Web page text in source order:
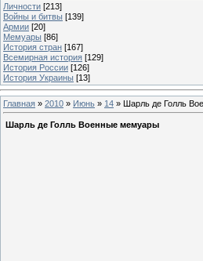
Личности [213]
Войны и битвы [139]
Армии [20]
Мемуары [86]
История стран [167]
Всемирная история [129]
История России [126]
История Украины [13]
Главная » 2010 » Июнь » 14 » Шарль де Голль
Шарль де Голль Военные мемуары